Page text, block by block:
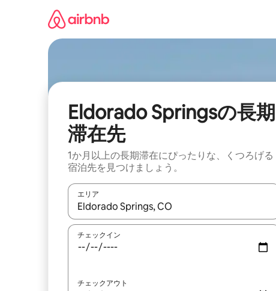
Eldorado Springsの長期
滞在先
1か月以上の長期滞在にぴったりな、くつろげる
宿泊先を見つけましょう。
エリア
検索結果が表示されたら、上下の矢印キーを使って
チェックイン
チェックアウト